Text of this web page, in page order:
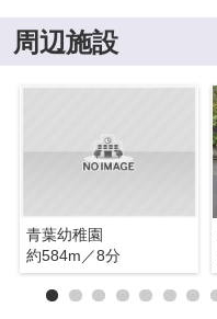
周辺施設
青葉幼稚園
約584m／8分